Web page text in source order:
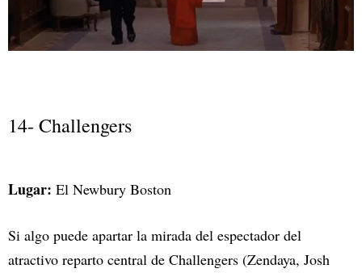
14- Challengers
Lugar: El Newbury Boston
Si algo puede apartar la mirada del espectador del
atractivo reparto central de Challengers (Zendaya, Josh